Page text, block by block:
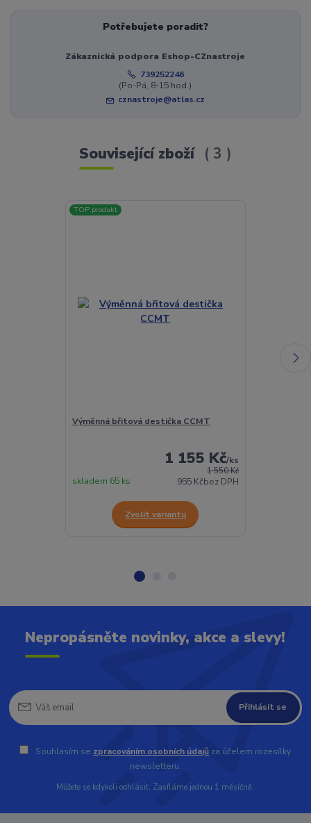
Potřebujete poradit?
Zákaznická podpora Eshop-CZnastroje
739252246
(Po-Pá, 8-15 hod.)
cznastroje@atlas.cz
Související zboží 3
TOP produkt
Výměnná břitová destička CCMT
1 550 Kč
1 155 Kč/ks
955 Kčbez DPH
skladem 65 ks
Zvolit variantu
Nepropásněte novinky, akce a slevy!
Přihlásit se
Souhlasím se zpracováním osobních údajů za účelem rozesílky
newsletteru.
Můžete se kdykoli odhlásit. Zasíláme jednou 1 měsíčně.